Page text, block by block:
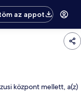
az appot
központ mellett, a(z)